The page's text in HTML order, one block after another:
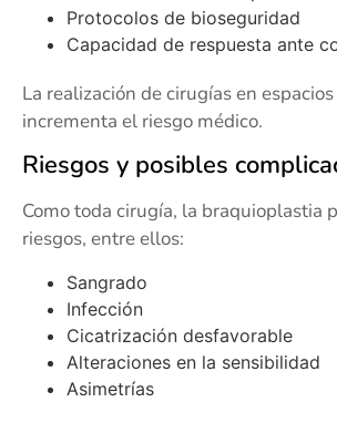
Protocolos de bioseguridad
Capacidad de respuesta ante
La realización de cirugías en
incrementa el riesgo médico.
Riesgos y posibles
Como toda cirugía, la braquioplastia
riesgos, entre ellos:
Sangrado
Infección
Cicatrización desfavorable
Alteraciones en la sensibilidad
Asimetrías